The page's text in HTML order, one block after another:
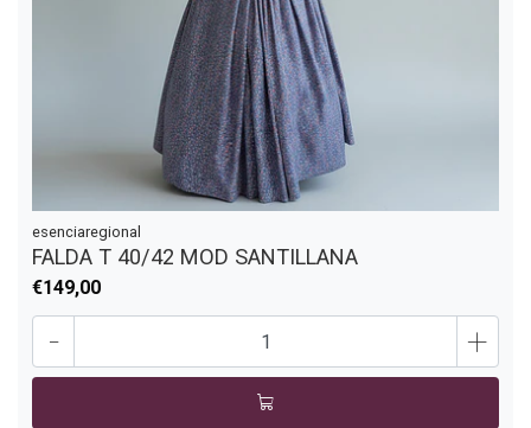
esenciaregional
FALDA T 40/42 MOD SANTILLANA
€149,00
- +